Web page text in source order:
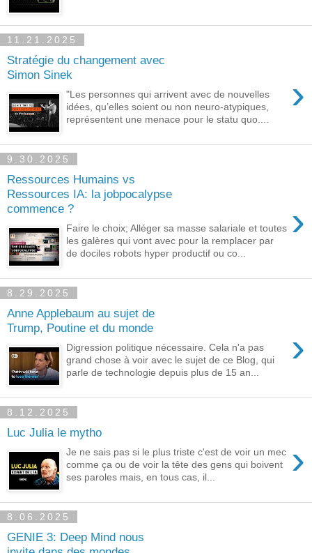
11.21.2025
Stratégie du changement avec
Simon Sinek
›
"Les personnes qui arrivent avec de nouvelles
idées, qu’elles soient ou non neuro-atypiques,
représentent une menace pour le statu quo....
9.30.2025
Ressources Humains vs
Ressources IA: la jobpocalypse
commence ?
›
Faire le choix; Alléger sa masse salariale et toutes
les galères qui vont avec pour la remplacer par
de dociles robots hyper productif ou co...
8.29.2025
Anne Applebaum au sujet de
Trump, Poutine et du monde
›
Digression politique nécessaire. Cela n'a pas
grand chose à voir avec le sujet de ce Blog, qui
parle de technologie depuis plus de 15 an...
8.12.2025
Luc Julia le mytho
›
Je ne sais pas si le plus triste c'est de voir un mec
comme ça ou de voir la tête des gens qui boivent
ses paroles mais, en tous cas, il...
8.06.2025
GENIE 3: Deep Mind nous